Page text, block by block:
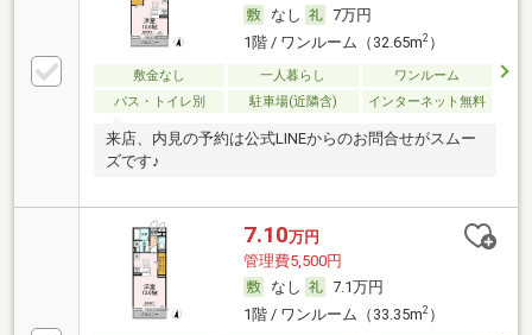
なし
7万円
1階 / ワンルーム（32.65m2）
敷金なし 一人暮らし
ワンルーム
バス・トイレ別
駐車場(近隣含) インターネット無料
来店、内見の予約は公式LINEからのお問合せがスムー
ズです♪
7.10万円
管理費5,500円
なし
7.1万円
1階 / ワンルーム（33.35m2）